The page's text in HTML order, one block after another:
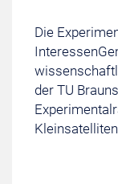
Die
der TU